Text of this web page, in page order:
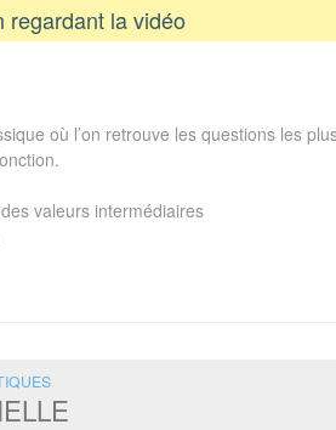
regardant la vidéo
où l’on retrouve les questions les
valeurs intermédiaires